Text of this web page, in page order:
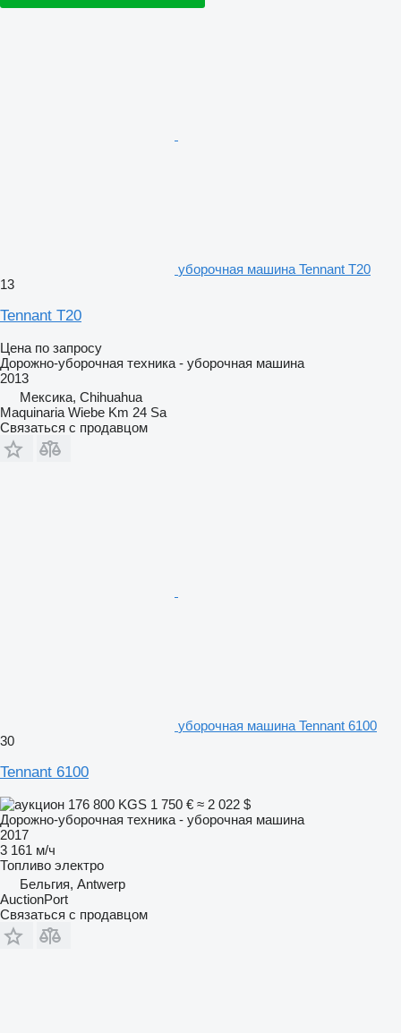
уборочная машина Tennant T20
13
Tennant T20
Цена по запросу
Дорожно-уборочная техника - уборочная машина
2013
Мексика, Chihuahua
Maquinaria Wiebe Km 24 Sa
Связаться с продавцом
уборочная машина Tennant 6100
30
Tennant 6100
176 800 KGS 1 750 € ≈ 2 022 $
Дорожно-уборочная техника - уборочная машина
2017
3 161 м/ч
Топливо электро
Бельгия, Antwerp
AuctionPort
Связаться с продавцом